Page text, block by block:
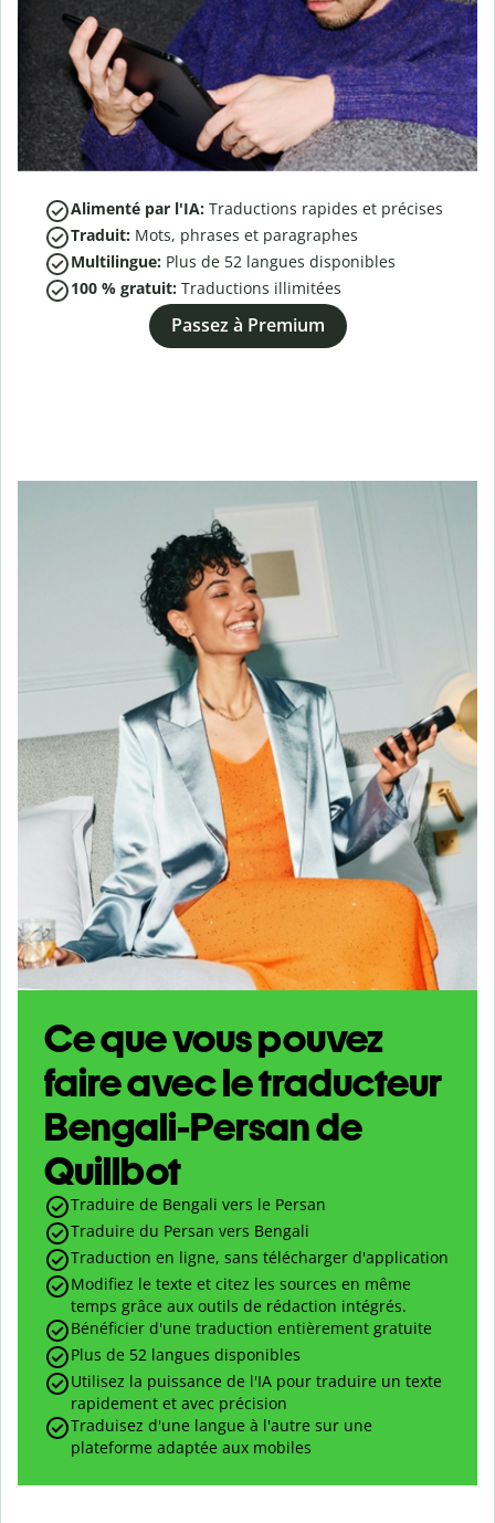
Alimenté par l'IA: Traductions rapides et précises
Traduit: Mots, phrases et paragraphes
Multilingue: Plus de 52 langues disponibles
100 % gratuit: Traductions illimitées
Passez à Premium
Ce que vous pouvez
faire avec le traducteur
Bengali-Persan de
Quillbot
Traduire de Bengali vers le Persan
Traduire du Persan vers Bengali
Traduction en ligne, sans télécharger d'application
Modifiez le texte et citez les sources en même
temps grâce aux outils de rédaction intégrés.
Bénéficier d'une traduction entièrement gratuite
Plus de 52 langues disponibles
Utilisez la puissance de l'IA pour traduire un texte
rapidement et avec précision
Traduisez d'une langue à l'autre sur une
plateforme adaptée aux mobiles